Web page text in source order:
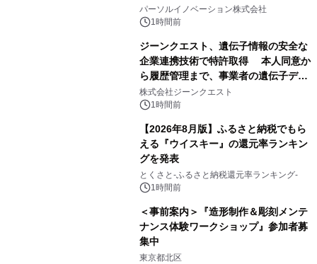
パーソルイノベーション株式会社
1時間前
ジーンクエスト、遺伝子情報の安全な
企業連携技術で特許取得 本人同意か
ら履歴管理まで、事業者の遺伝子デー
タ活用を支援
株式会社ジーンクエスト
1時間前
【2026年8月版】ふるさと納税でもら
える『ウイスキー』の還元率ランキン
グを発表
とくさと-ふるさと納税還元率ランキング-
1時間前
＜事前案内＞『造形制作＆彫刻メンテ
ナンス体験ワークショップ』参加者募
集中
東京都北区